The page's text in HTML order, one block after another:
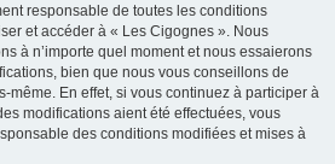
responsable de toutes les conditions
et accéder à « Les Cigognes ». Nous
à n’importe quel moment et nous essaierons
bien que nous vous conseillons de
même. En effet, si vous continuez à participer à
modifications aient été effectuées, vous
des conditions modifiées et mises à